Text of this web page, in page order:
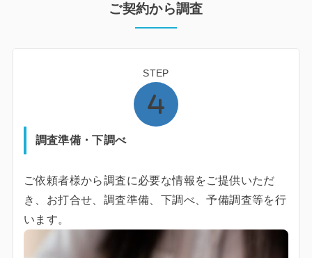
ご契約から調査
STEP
調査準備・下調べ
ご依頼者様から調査に必要な情報をご提供いただ
き、お打合せ、調査準備、下調べ、予備調査等を行
います。